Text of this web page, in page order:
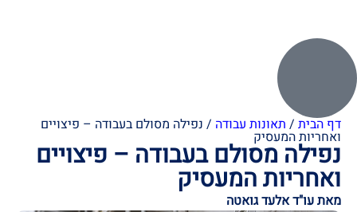
דף הבית / תאונות עבודה / נפילה מסולם בעבודה – פיצויים
ואחריות המעסיק
נפילה מסולם בעבודה – פיצויים
ואחריות המעסיק
מאת עו"ד אלעד גואטה